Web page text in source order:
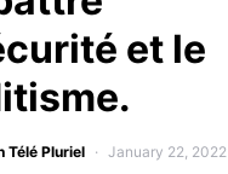
et le
Télé Pluriel January 22, 2022